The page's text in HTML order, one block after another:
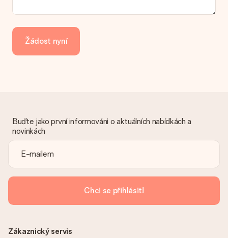
Jak mohu zaplatit objednávku?
kartu, fakturu přes Klarna nebo ruční převod. V případě ručního
převodu platby prosím vezměte v úvahu dodací lhůtu 3 dny
navíc.
vhodné řešení.
Je faktura odeslána spolu s objednávkou?
vždy v potvrzovacím e-mailu a vždy ji najdete ve svém účtu
MySurprise. To znamená, že můžete dar doručit přímo
příjemci, což je opravdovým překvapením!
Žádost nyní
Buďte jako první informováni o aktuálních nabídkách a
novinkách
Chci se přihlásit!
Zákaznický servis